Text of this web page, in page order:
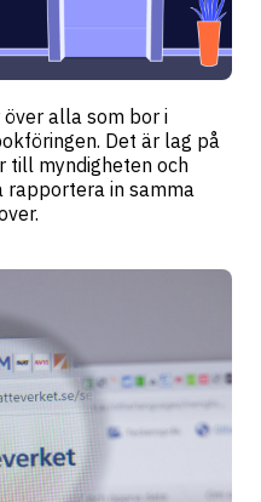
alla som bor i
Det är lag på
till myndigheten och
rapportera in samma